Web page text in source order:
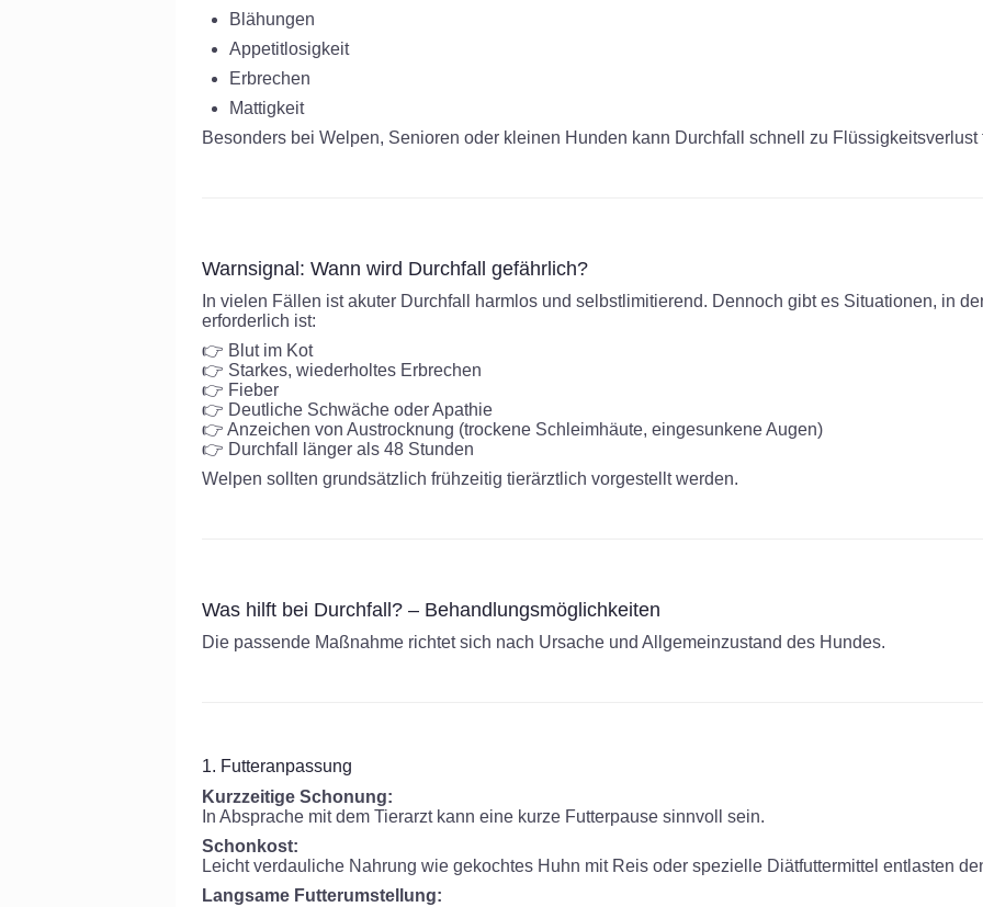
Blähungen
Appetitlosigkeit
Erbrechen
Mattigkeit
Besonders bei Welpen, Senioren oder kleinen Hunden kann Durchfall schnell zu Flüssigkeitsverlust
Warnsignal: Wann wird Durchfall gefährlich?
In vielen Fällen ist akuter Durchfall harmlos und selbstlimitierend. Dennoch gibt es Situationen, in
erforderlich ist:
👉 Blut im Kot
👉 Starkes, wiederholtes Erbrechen
👉 Fieber
👉 Deutliche Schwäche oder Apathie
👉 Anzeichen von Austrocknung (trockene Schleimhäute, eingesunkene Augen)
👉 Durchfall länger als 48 Stunden
Welpen sollten grundsätzlich frühzeitig tierärztlich vorgestellt werden.
Was hilft bei Durchfall? – Behandlungsmöglichkeiten
Die passende Maßnahme richtet sich nach Ursache und Allgemeinzustand des Hundes.
1. Futteranpassung
Kurzzeitige Schonung:
In Absprache mit dem Tierarzt kann eine kurze Futterpause sinnvoll sein.
Schonkost:
Leicht verdauliche Nahrung wie gekochtes Huhn mit Reis oder spezielle Diätfuttermittel entlasten
Langsame Futterumstellung: